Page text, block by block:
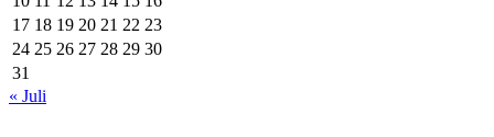
17 18 19 20 21 22 23
24 25 26 27 28 29 30
31
« Juli